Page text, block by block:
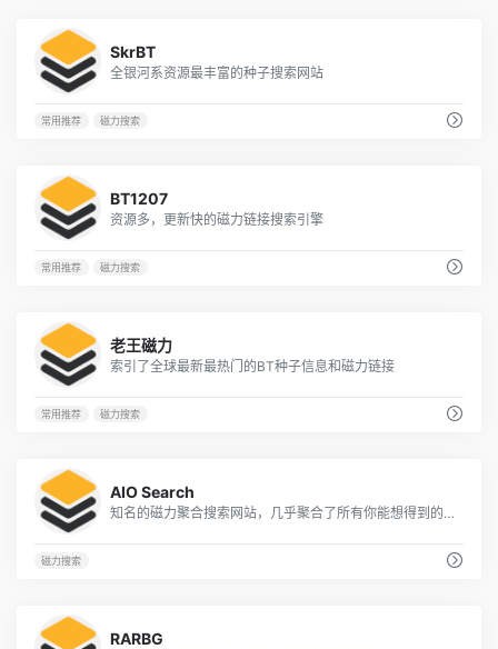
SkrBT
全银河系资源最丰富的种子搜索网站
常用推荐 磁力搜索
BT1207
资源多，更新快的磁力链接搜索引擎
常用推荐 磁力搜索
老王磁力
索引了全球最新最热门的BT种子信息和磁力链接
常用推荐 磁力搜索
AIO Search
知名的磁力聚合搜索网站，几乎聚合了所有你能想得到的磁力搜索站！
磁力搜索
RARBG